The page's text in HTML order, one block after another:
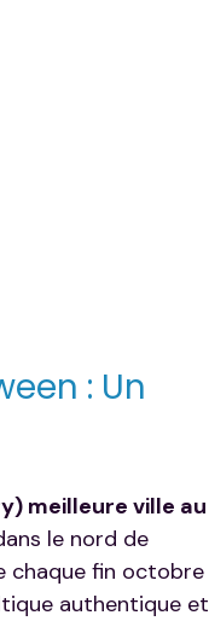
: Un
meilleure ville au
le nord de
chaque fin octobre
authentique et